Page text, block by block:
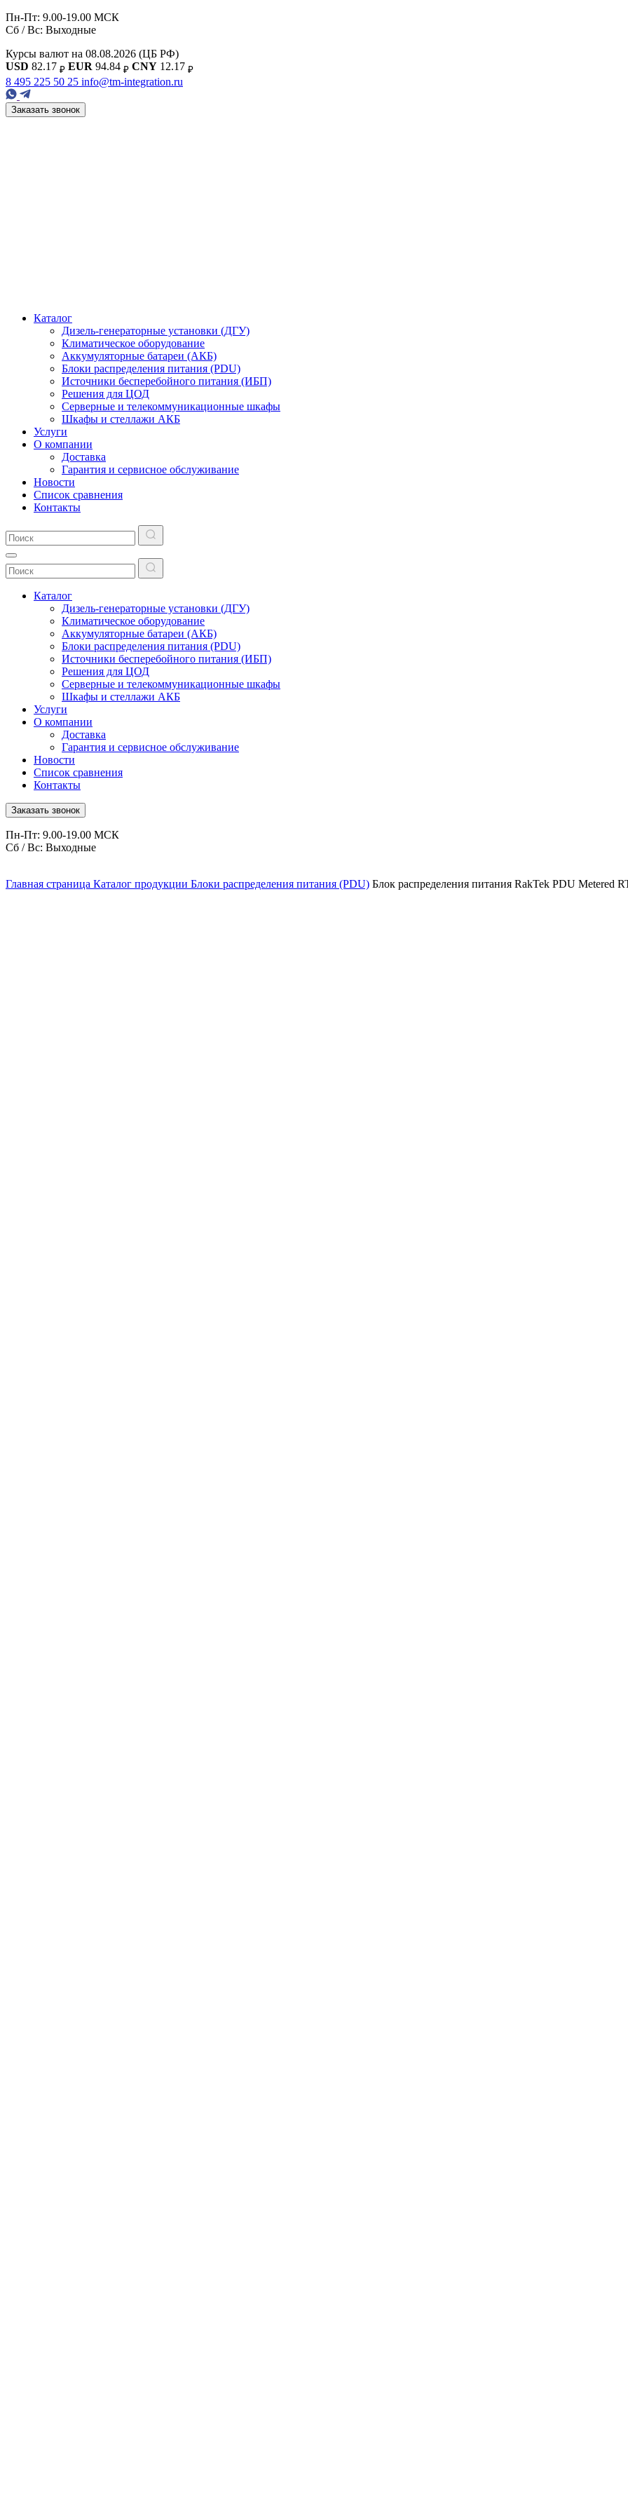
Пн-Пт: 9.00-19.00 МСК
Сб / Вс: Выходные
Курсы валют на 08.08.2026 (ЦБ РФ)
USD 82.17 ₽ EUR 94.84 ₽ CNY 12.17 ₽
8 495 225 50 25 info@tm-integration.ru
Заказать звонок
Каталог
Дизель-генераторные установки (ДГУ)
Климатическое оборудование
Аккумуляторные батареи (АКБ)
Блоки распределения питания (PDU)
Источники бесперебойного питания (ИБП)
Решения для ЦОД
Серверные и телекоммуникационные шкафы
Шкафы и стеллажи АКБ
Услуги
О компании
Доставка
Гарантия и сервисное обслуживание
Новости
Список сравнения
Контакты
Каталог
Дизель-генераторные установки (ДГУ)
Климатическое оборудование
Аккумуляторные батареи (АКБ)
Блоки распределения питания (PDU)
Источники бесперебойного питания (ИБП)
Решения для ЦОД
Серверные и телекоммуникационные шкафы
Шкафы и стеллажи АКБ
Услуги
О компании
Доставка
Гарантия и сервисное обслуживание
Новости
Список сравнения
Контакты
Заказать звонок
Пн-Пт: 9.00-19.00 МСК
Сб / Вс: Выходные
Главная страница Каталог продукции Блоки распределения питания (PDU) Блок распределения питания RakTek PDU Metered